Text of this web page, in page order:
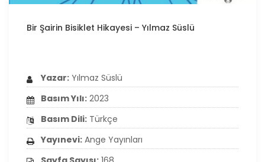
Bir Şairin Bisiklet Hikayesi – Yılmaz Süslü
Yazar: Yılmaz Süslü
Basım Yılı: 2023
Basım Dili: Türkçe
Yayınevi: Ange Yayınları